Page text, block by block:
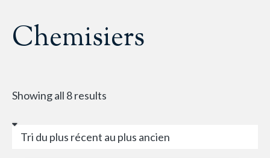
Chemisiers
Showing all 8 results